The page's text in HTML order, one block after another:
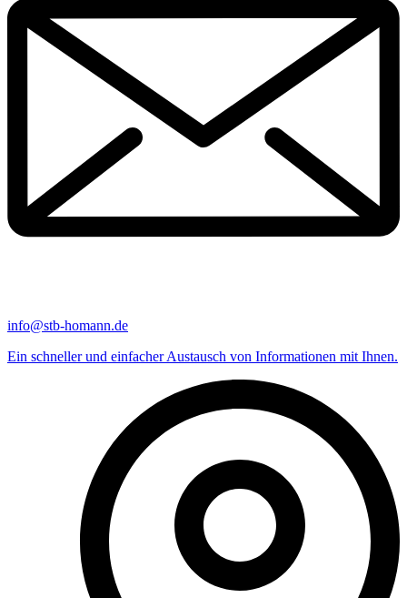
info@stb-homann.de
Ein schneller und einfacher Austausch von Informationen mit Ihnen.